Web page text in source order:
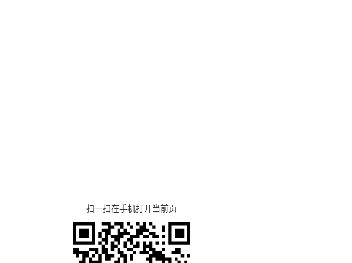
扫一扫在手机打开当前页